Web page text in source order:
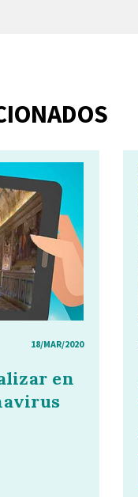
18/MAR/2020
en